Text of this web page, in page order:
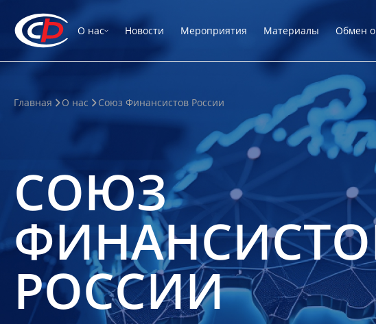
О нас Новости Мероприятия Материалы Обмен
Главная О нас Союз Финансистов России
СОЮЗ
РОССИИ